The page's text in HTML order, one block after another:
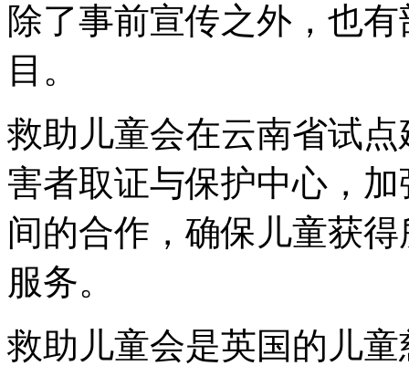
除了事前宣传之外，也
目。
救助儿童会在云南省试
害者取证与保护中心，
间的合作，确保儿童获
服务。
救助儿童会是英国的儿